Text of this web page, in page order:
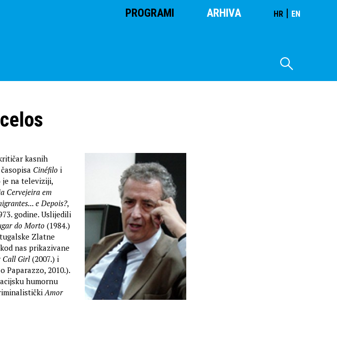
PROGRAMI ARHIVA HR | EN
kasnih
Cinéfilo i
je na televiziji,
Cervejeira em
e Depois?,
godine. Uslijedili
do Morto (1984.)
Zlatne
nas prikazivane
Call Girl (2007.) i
Paparazzo, 2010.).
humornu
Amor